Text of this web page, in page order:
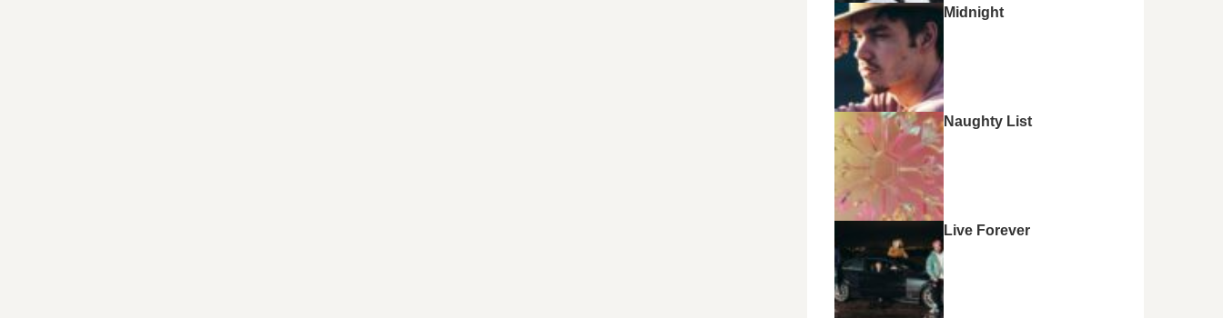
Midnight
Naughty List
Live Forever